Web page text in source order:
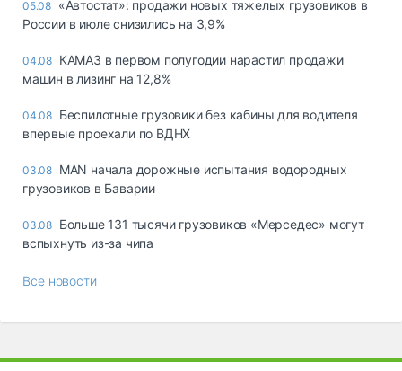
05.08 «Автостат»: продажи новых тяжелых грузовиков в
России в июле снизились на 3,9%
04.08 КАМАЗ в первом полугодии нарастил продажи
машин в лизинг на 12,8%
04.08 Беспилотные грузовики без кабины для водителя
впервые проехали по ВДНХ
03.08 MAN начала дорожные испытания водородных
грузовиков в Баварии
03.08 Больше 131 тысячи грузовиков «Мерседес» могут
вспыхнуть из-за чипа
Все новости